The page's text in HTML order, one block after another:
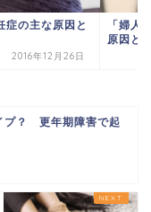
症の主な原因と
2016年12月26日
「婦人
原因と
プ？ 更年期障害で起